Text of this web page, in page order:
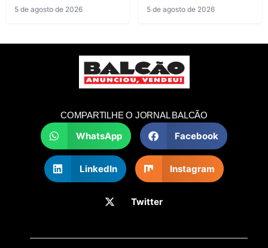
5 de agosto de 2026 5 de agosto de 2026
COMPARTILHE O JORNAL BALCÃO
WhatsApp Facebook
LinkedIn Instagram
Twitter